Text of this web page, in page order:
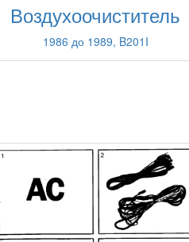
Воздухоочиститель
1986 до 1989, B201I